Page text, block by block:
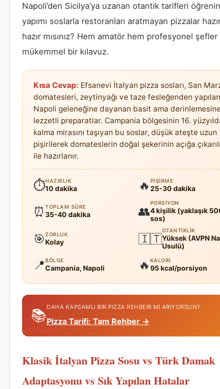
Napoli’den Sicilya’ya uzanan otantik tarifleri
yapımı soslarla restoranları aratmayan pizzalar
hazır mısınız? Hem amatör hem profesyonel
mükemmel bir kılavuz.
Kısa Cevap: Efsanevi İtalyan pizza sosları, San
domatesleri, zeytinyağı ve taze fesleğenden
Napoli geleneğine dayanan basit ama
lezzetli preparatlar. Campania bölgesinin 16.
kalma mirasını taşıyan bu soslar, düşük ateşte uzun
pişirilerek domateslerin doğal şekerinin açığa
ile hazırlanır.
⏱HAZIRLIK
10 dakika 🔥 PIŞIRME
25-30 dakika
⏰ TOPLAM SÜRE
35-40 dakika 👥
PORSIYON
4 kişilik (yaklaşık
sos)
🎯 ZORLUK
Kolay 🇮🇹
OTANTIKLIK
Yüksek (AVPN
Usulü)
📍 BÖLGE
Campania, Napoli 🔥 KALORI
95 kcal/porsiyon
📚DAHA KAPSAMLI BIR PIZZA REHBERI MI ARIYORSUN?
Pizza Tarifi: Tam Rehber →
Klasik İtalyan Pizza Sosu vs Türk Damak
Adaptasyonu vs Sık Yapılan Hatalar